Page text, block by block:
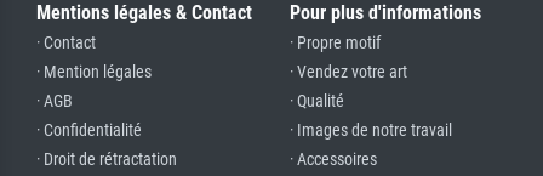
Mentions légales & Contact
· Contact
· Mention légales
· AGB
· Confidentialité
· Droit de rétractation
Pour plus d'informations
· Propre motif
· Vendez votre art
· Qualité
· Images de notre travail
· Accessoires